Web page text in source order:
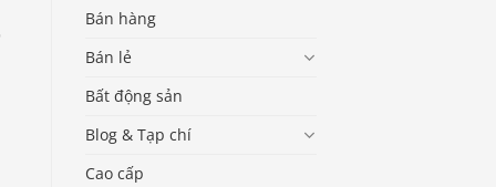
Bán hàng
Bán lẻ
Bất động sản
Blog & Tạp chí
Cao cấp